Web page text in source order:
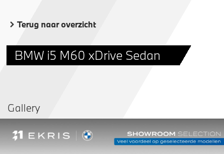
Terug naar overzicht
BMW i5 M60 xDrive Sedan
Gallery